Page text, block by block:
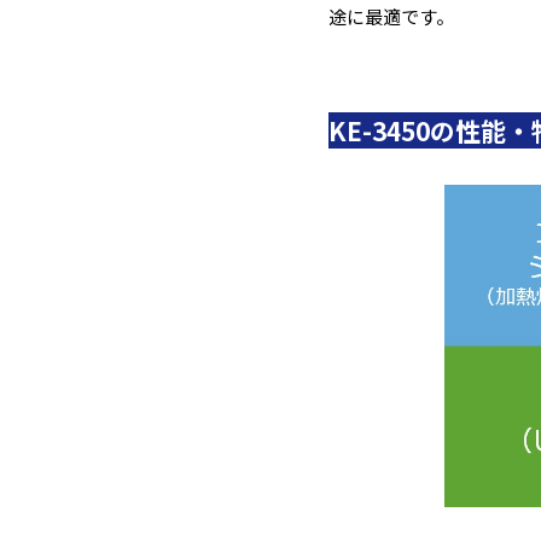
途に最適です。
KE-3450の性能・